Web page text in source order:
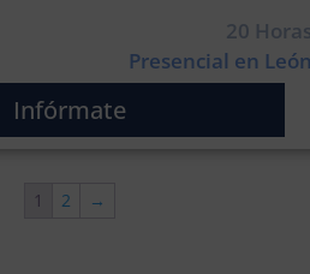
20
Presencial en
Infórmate
1 2 →